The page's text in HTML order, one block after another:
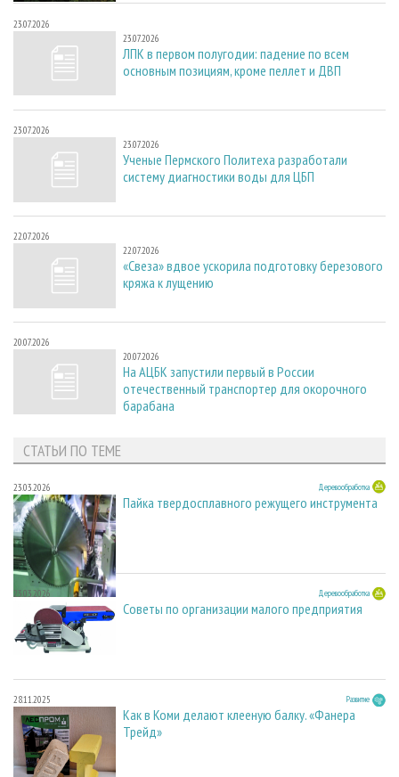
23.07.2026
23.07.2026
ЛПК в первом полугодии: падение по всем
основным позициям, кроме пеллет и ДВП
23.07.2026
23.07.2026
Ученые Пермского Политеха разработали
систему диагностики воды для ЦБП
22.07.2026
22.07.2026
«Свеза» вдвое ускорила подготовку березового
кряжа к лущению
20.07.2026
20.07.2026
На АЦБК запустили первый в России
отечественный транспортер для окорочного
барабана
СТАТЬИ ПО ТЕМЕ
23.03.2026 Деревообработка
Пайка твердосплавного режущего инструмента
23.03.2026 Деревообработка
Советы по организации малого предприятия
28.11.2025 Развитие
Как в Коми делают клееную балку. «Фанера
Трейд»